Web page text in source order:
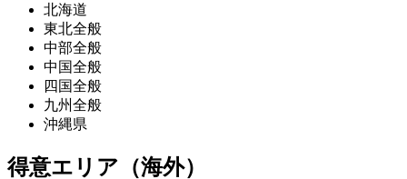
北海道
東北全般
中部全般
中国全般
四国全般
九州全般
沖縄県
得意エリア（海外）